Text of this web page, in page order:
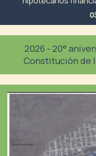
2026 - 20°
Constitución de